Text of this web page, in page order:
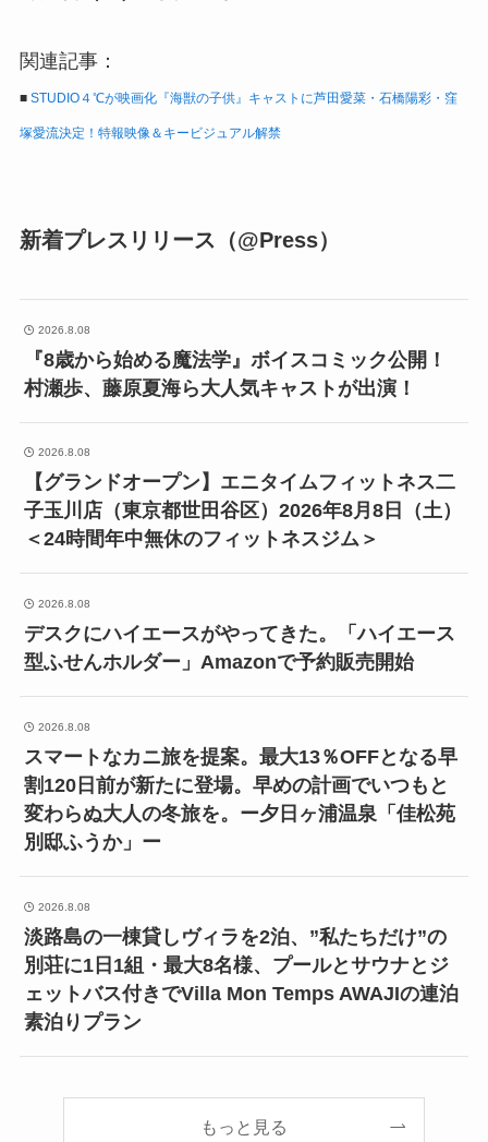
関連記事：
■ STUDIO４℃が映画化『海獣の子供』キャストに芦田愛菜・石橋陽彩・窪
塚愛流決定！特報映像＆キービジュアル解禁
新着プレスリリース（@Press）
2026.8.08
『8歳から始める魔法学』ボイスコミック公開！
村瀬歩、藤原夏海ら大人気キャストが出演！
2026.8.08
【グランドオープン】エニタイムフィットネス二
子玉川店（東京都世田谷区）2026年8月8日（土）
＜24時間年中無休のフィットネスジム＞
2026.8.08
デスクにハイエースがやってきた。「ハイエース
型ふせんホルダー」Amazonで予約販売開始
2026.8.08
スマートなカニ旅を提案。最大13％OFFとなる早
割120日前が新たに登場。早めの計画でいつもと
変わらぬ大人の冬旅を。ー夕日ヶ浦温泉「佳松苑
別邸ふうか」ー
2026.8.08
淡路島の一棟貸しヴィラを2泊、”私たちだけ”の
別荘に1日1組・最大8名様、プールとサウナとジ
ェットバス付きでVilla Mon Temps AWAJIの連泊
素泊りプラン
もっと見る